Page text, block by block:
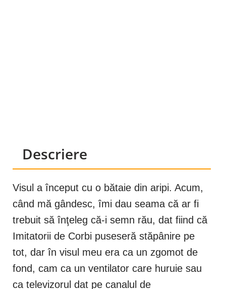
Descriere
Visul a început cu o bătaie din aripi. Acum,
când mă gândesc, îmi dau seama că ar fi
trebuit să înţeleg că-i semn rău, dat fiind că
Imitatorii de Corbi puseseră stăpânire pe
tot, dar în visul meu era ca un zgomot de
fond, cam ca un ventilator care huruie sau
ca televizorul dat pe canalul de